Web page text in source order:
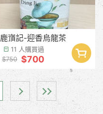
鹿嵿記-迎香烏龍茶
11 人購買過
$750 $700